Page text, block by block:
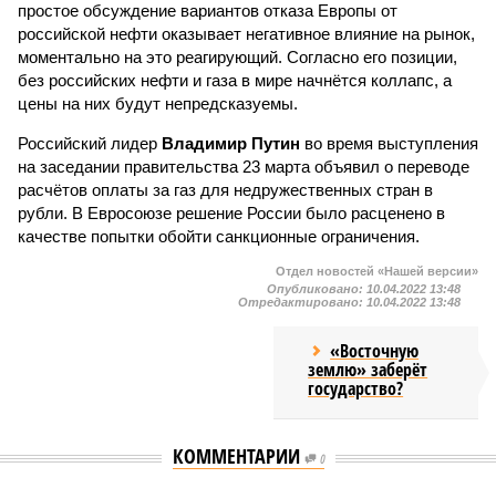
простое обсуждение вариантов отказа Европы от
российской нефти оказывает негативное влияние на рынок,
моментально на это реагирующий. Согласно его позиции,
без российских нефти и газа в мире начнётся коллапс, а
цены на них будут непредсказуемы.
Российский лидер Владимир Путин во время выступления
на заседании правительства 23 марта объявил о переводе
расчётов оплаты за газ для недружественных стран в
рубли. В Евросоюзе решение России было расценено в
качестве попытки обойти санкционные ограничения.
Отдел новостей «Нашей версии»
Опубликовано: 10.04.2022 13:48
Отредактировано: 10.04.2022 13:48
«Восточную
землю» заберёт
государство?
КОММЕНТАРИИ 0